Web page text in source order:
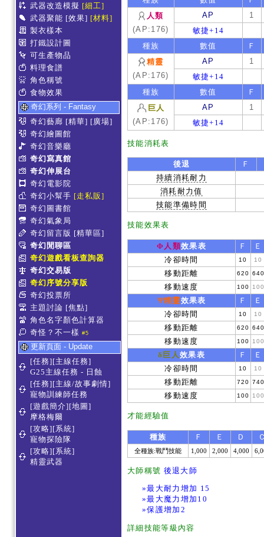
武器改造模擬 [細工]
武器聚能 [效果] [材料]
製衣樣本
打鐵設計圖
可生產物品
料理食譜
角色稱號
食物效果
奇幻系列 - Fantasy
奇幻藝廊 [精華] [廣場]
奇幻繪圖館
奇幻音樂廳
奇幻寫真館
奇幻伸展台
奇幻電影院
奇幻小幫手 [走私販]
奇幻圖書館
奇幻氣象局
奇幻留言版 [精華區]
奇幻閒聊區
奇幻遊戲看板查詢器
奇幻交易版
奇幻序號分享版
奇幻投票所
主題討論 [焦點]
角色名字顏色計算器
奇怪？不一樣 #5
更新頁面 - Update
[任務][主線任務]
G25主線任務 - 日蝕
[任務][主線/故事劇情]
寵物訓練師任務
[遊戲簡介][地圖]
摩格梅爾
[攻略][系統]
寵物探險隊
[攻略][系統]
精靈武器
人類
(AP:176)
AP
1
敏捷+14
種族
數值
Ｆ
精靈
(AP:176)
AP
1
敏捷+14
種族
數值
Ｆ
巨人
(AP:176)
AP
1
敏捷+14
技能消耗表
後退 Ｆ
持續消耗耐力
消耗耐力值
技能準備時間
技能效果表
Φ人類效果表 Ｆ
Ｅ
冷卻時間
10 10
移動距離 620
移動速度 100
Ψ精靈效果表 Ｆ
Ｅ
冷卻時間
10 10
移動距離 620
移動速度 100
δ巨人效果表 Ｆ
Ｅ
冷卻時間
10 10
移動距離 720
移動速度 100
才能經驗值
種族 Ｆ Ｅ Ｄ
全種族:戰鬥技能 1,000 2,000 4,000
大師稱號 後退大師
»最大耐力增加 15
»最大魔力增加10
»保護增加2
詳細技能等級內容